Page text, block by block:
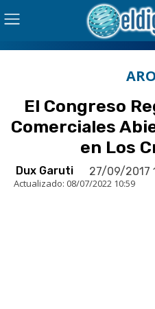
El Congreso
Comerciales
en Los
Dux Garuti 27/09/2017
Actualizado: 08/07/2022 10:59